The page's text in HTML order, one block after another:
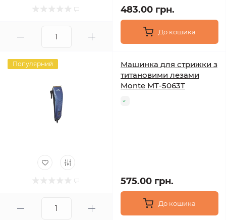
483.00 грн.
До кошика
Популярний
Машинка для стрижки з
титановими лезами
Monte MT-5063T
575.00 грн.
До кошика